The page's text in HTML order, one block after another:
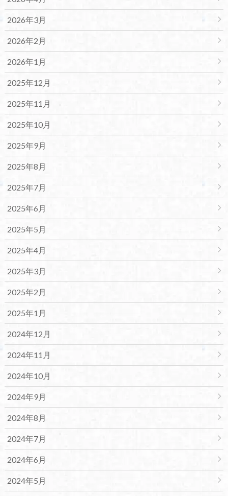
2026年3月
2026年2月
2026年1月
2025年12月
2025年11月
2025年10月
2025年9月
2025年8月
2025年7月
2025年6月
2025年5月
2025年4月
2025年3月
2025年2月
2025年1月
2024年12月
2024年11月
2024年10月
2024年9月
2024年8月
2024年7月
2024年6月
2024年5月